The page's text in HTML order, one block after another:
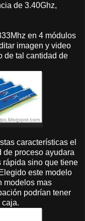
de 3.40Ghz,
en 4 módulos
imagen y video
de tal cantidad de
características el
de proceso ayudara
rápida sino que tiene
este modelo
modelos mas
podrían tener
caja.